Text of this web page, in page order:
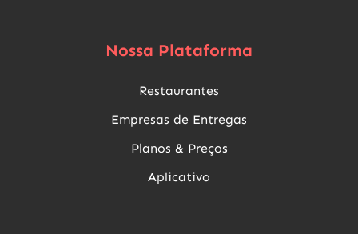
Nossa Plataforma
Restaurantes
Empresas de Entregas
Planos & Preços
Aplicativo